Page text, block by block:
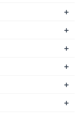
+
+
+
+
+
+